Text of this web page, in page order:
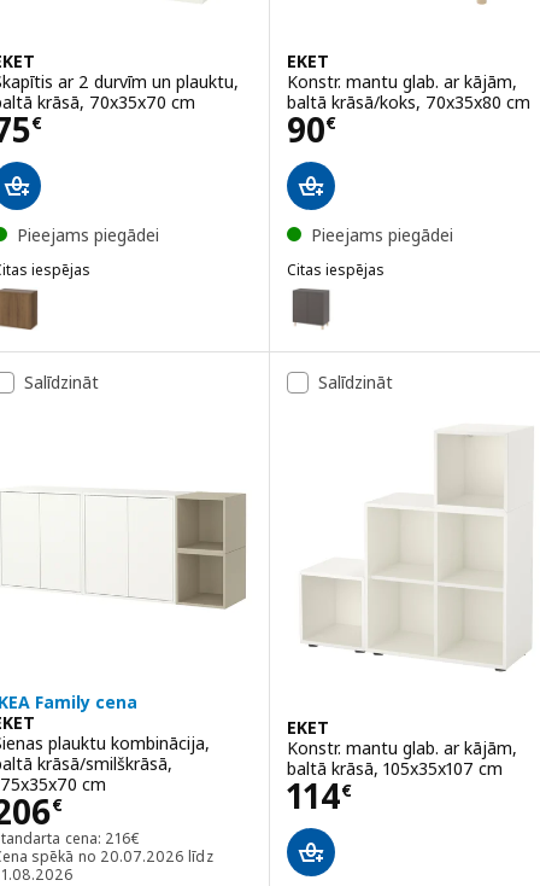
ar 2 durvīm un plauktu,
krāsā, 70x35x70 cm
€ 75€
Pieejams piegādei
iespējas
EKET, Skapītis ar 2 durvīm un plauktu, brūnā krāsā
EKET
Konstr. mantu glab. ar kājām,
baltā krāsā/koks, 70x35x80 cm
90€
Cena 90€
Pieejams piegādei
Citas iespējas
EKET
Variants: EKET, Konstr. mantu
Salīdzināt
Family cena
plauktu kombinācija,
krāsā/smilškrāsā,
cm
€ 206€
cena: 216€
Standarta cena: 216€
spēkā no 20.07.2026 līdz
Salīdzināt
EKET
Konstr. mantu glab. ar kājām,
baltā krāsā, 105x35x107 cm
114€
Cena 114€